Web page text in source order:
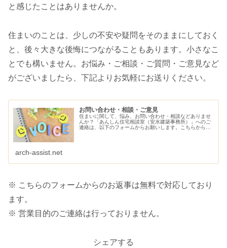
と感じたことはありませんか。
住まいのことは、少しの不安や疑問をそのままにしておく
と、後々大きな後悔につながることもあります。小さなこ
とでも構いません。お悩み・ご相談・ご質問・ご意見など
がございましたら、下記よりお気軽にお送りください。
お問い合わせ・相談・ご意見
住まいに関して、悩み、お問い合わせ・相談などありませ
んか？「あんしん住宅相談室（安水建築事務所）」へのご
連絡は、以下のフォームからお願いします。こちらから、
arch-assist.net
※ こちらのフォームからのお返事は無料で対応しており
ます。
※ 営業目的のご連絡は行っておりません。
シェアする